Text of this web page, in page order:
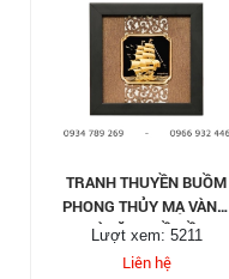
TRANH THUYỀN BUỒM
PHONG THỦY MẠ VÀNG,
QUÀ TẶNG ĐỒ ĐỒNG
CAO CẤP
Lượt xem: 5211
Liên hệ